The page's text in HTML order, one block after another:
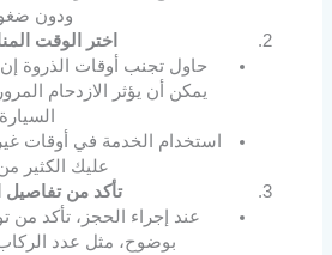
ودون
اختر الوقت
حاول تجنب أوقات الذروة
يمكن أن يؤثر الازدحام
استخدام الخدمة في أوقات
عليك الكثير
تأكد من تفاصيل
عند إجراء الحجز، تأكد من
بوضوح، مثل عدد الركاب